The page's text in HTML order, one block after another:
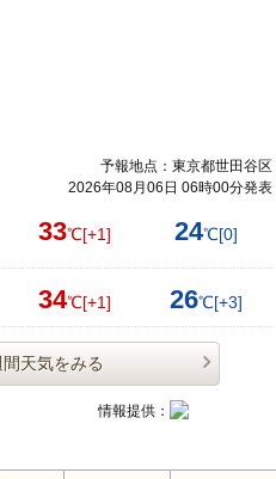
予報地点：東京都世田谷区
2026年08月06日 06時00分発表
33℃[+1] 24℃[0]
34℃[+1] 26℃[+3]
天気をみる
情報提供：